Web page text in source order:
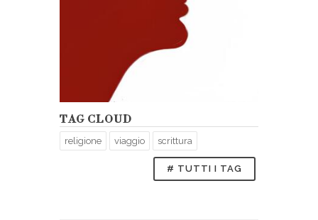
TAG CLOUD
religione viaggio scrittura
# TUTTI I TAG